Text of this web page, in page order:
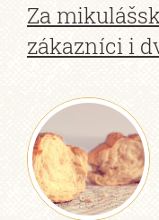
Za
zákazníci i